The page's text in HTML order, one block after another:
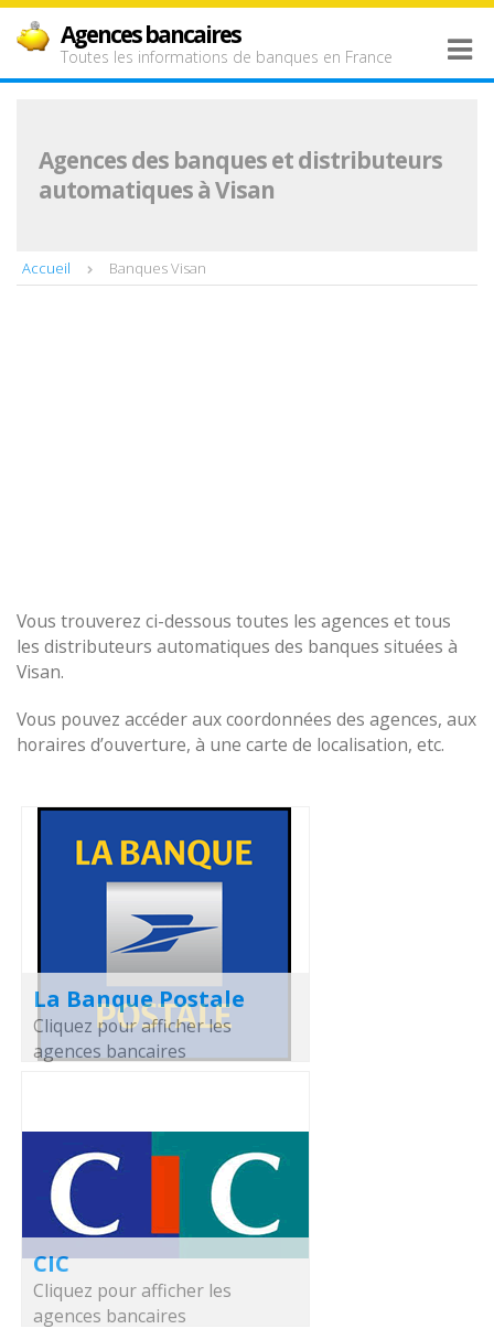
Agences bancaires
Toutes les informations de banques en France
Agences des banques et distributeurs
automatiques à Visan
Accueil Banques Visan
Vous trouverez ci-dessous toutes les agences et tous
les distributeurs automatiques des banques situées à
Visan.
Vous pouvez accéder aux coordonnées des agences, aux
horaires d’ouverture, à une carte de localisation, etc.
La Banque Postale
Cliquez pour afficher les
agences bancaires
CIC
Cliquez pour afficher les
agences bancaires